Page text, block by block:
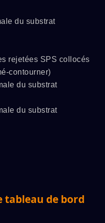
du substrat
rejetées SPS collocés
contourner)
du substrat
du substrat
de bord